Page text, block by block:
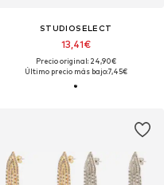
STUDIOSELECT
13,41€
Precio original: 24,90€
Último precio más bajo:7,45€